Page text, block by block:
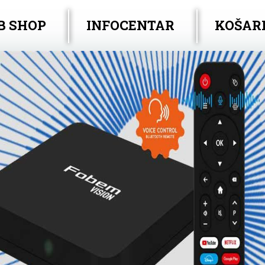
SHOP INFOCENTAR